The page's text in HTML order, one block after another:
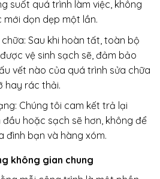
suốt quá trình làm việc, không
mới dọn dẹp một lần.
Sau khi hoàn tất, toàn bộ
vệ sinh sạch sẽ, đảm bảo
vết nào của quá trình sửa chữa
hay rác thải.
Chúng tôi cam kết trả lại
hoặc sạch sẽ hơn, không để
đình bạn và hàng xóm.
không gian chung